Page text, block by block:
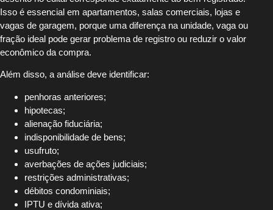
Isso é essencial em apartamentos, salas comerciais, lojas e
vagas de garagem, porque uma diferença na unidade, vaga ou
fração ideal pode gerar problema de registro ou reduzir o valor
econômico da compra.
Além disso, a análise deve identificar:
penhoras anteriores;
hipotecas;
alienação fiduciária;
indisponibilidade de bens;
usufruto;
averbações de ações judiciais;
restrições administrativas;
débitos condominiais;
IPTU e dívida ativa;